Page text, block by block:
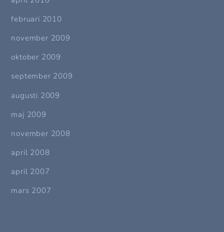
februari 2010
november 2009
oktober 2009
september 2009
augusti 2009
maj 2009
november 2008
april 2008
april 2007
mars 2007